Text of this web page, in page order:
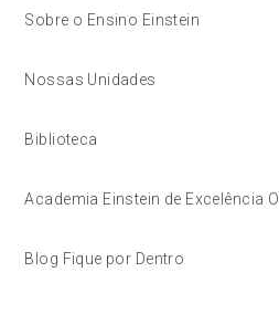
Sobre o Ensino Einstein
Nossas Unidades
Biblioteca
Academia Einstein de Excelência
Blog Fique por Dentro